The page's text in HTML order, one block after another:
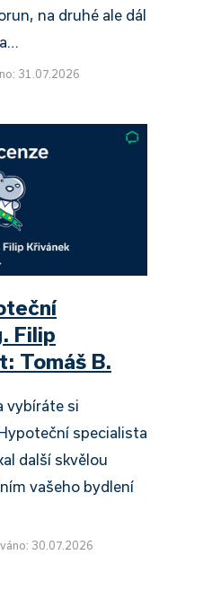
na druhé ale dál
31.07.2026
Filip
Tomáš B.
vybíráte si
specialista
další skvělou
vašeho bydlení
30.07.2026